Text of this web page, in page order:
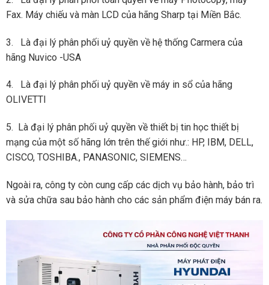
Fax. Máy chiếu và màn LCD của hãng Sharp tại Miền Bắc.
3. Là đại lý phân phối uỷ quyền về hệ thống Carmera của
hãng Nuvico -USA
4. Là đại lý phân phối uỷ quyền về máy in sổ của hãng
OLIVETTI
5. Là đại lý phân phối uỷ quyền về thiết bị tin học thiết bị
mạng của một số hãng lớn trên thế giới như.: HP, IBM, DELL,
CISCO, TOSHIBA., PANASONIC, SIEMENS…
Ngoài ra, công ty còn cung cấp các dịch vụ bảo hành, bảo trì
và sửa chữa sau bảo hành cho các sản phẩm điện máy bán ra.